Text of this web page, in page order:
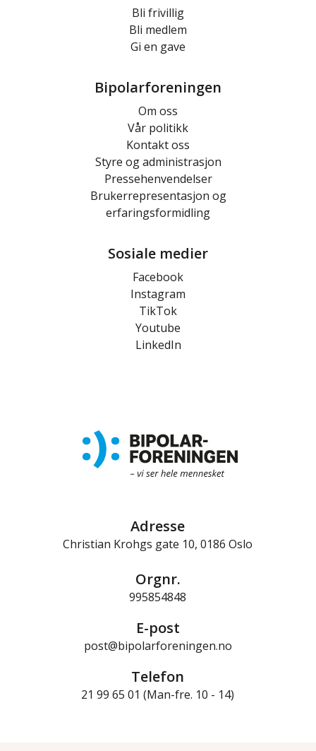
Bli frivillig
Bli medlem
Gi en gave
Bipolarforeningen
Om oss
Vår politikk
Kontakt oss
Styre og administrasjon
Pressehenvendelser
Brukerrepresentasjon og
erfaringsformidling
Sosiale medier
Facebook
Instagram
TikTok
Youtube
LinkedIn
Adresse
Christian Krohgs gate 10, 0186 Oslo
Orgnr.
995854848
E-post
post@bipolarforeningen.no
Telefon
21 99 65 01 (Man-fre. 10 - 14)